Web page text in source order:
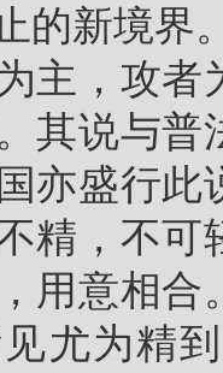
的新境界
主，攻
其说与
亦盛行
精，不
用意相
尤为精